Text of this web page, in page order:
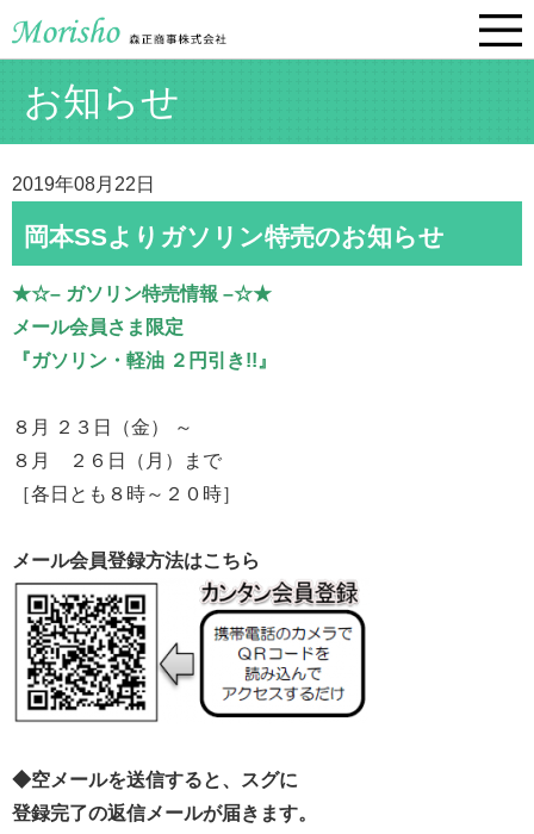
お知らせ
2019年08月22日
岡本SSよりガソリン特売のお知らせ
★☆– ガソリン特売情報 –☆★
メール会員さま限定
『ガソリン・軽油 ２円引き!!』
８月 ２３日（金） ～
８月 ２６日（月）まで
［各日とも８時～２０時］
メール会員登録方法はこちら
◆空メールを送信すると、スグに
登録完了の返信メールが届きます。